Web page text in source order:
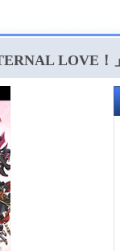
LOVE！